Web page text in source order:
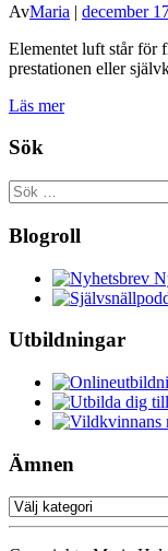
AvMaria | december
Elementet luft står för
prestationen eller
Läs mer
Sök
Sök
efter:
Blogroll
Utbildningar
Ämnen
Ämnen